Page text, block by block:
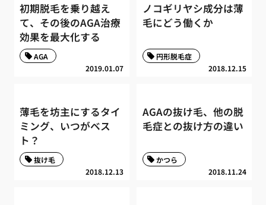
初期脱毛を乗り越え
て、その後のAGA治療
効果を最大化する
2019.01.07
AGA
ノコギリヤシ成分は薄
毛にどう働くか
2018.12.15
円形脱毛症
薄毛を坊主にするタイ
ミング、いつがベス
ト？
2018.12.13
抜け毛
AGAの抜け毛、他の脱
毛症との抜け方の違い
2018.11.24
かつら